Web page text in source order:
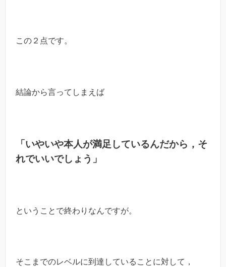
この２点です。
結論から言ってしまえば
「いやいや本人が満足しているんだから，そ
れでいいでしょう」
ということで終わりなんですが。
そこまでのレベルに到達していることに対して，